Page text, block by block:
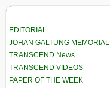
EDITORIAL
JOHAN GALTUNG MEMORIAL
TRANSCEND News
TRANSCEND VIDEOS
PAPER OF THE WEEK